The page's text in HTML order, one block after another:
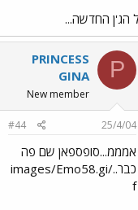
הג'ן החדשה...
P
PRINCESS
GINA
New member
25/4/04
#44
אמממ...סופספאן שם פה
כבר../images/Emo58.gi
f